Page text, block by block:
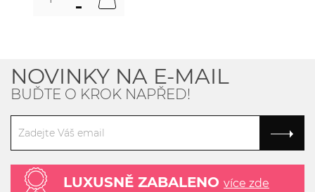
NOVINKY NA E-MAIL
BUĎTE O KROK NAPŘED!
LUXUSNĚ ZABALENO více zde